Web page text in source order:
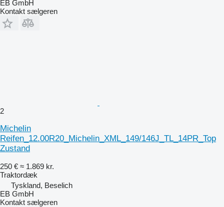
EB GmbH
Kontakt sælgeren
2
Michelin
Reifen_12.00R20_Michelin_XML_149/146J_TL_14PR_Top
Zustand
250 € ≈ 1.869 kr.
Traktordæk
Tyskland, Beselich
EB GmbH
Kontakt sælgeren